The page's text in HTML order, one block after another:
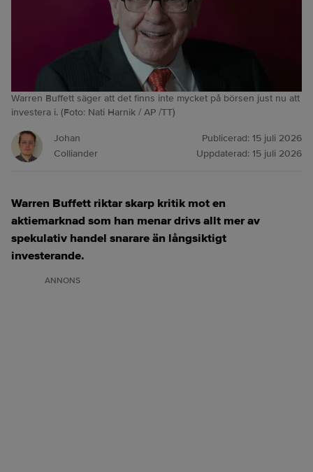
Warren Buffett säger att det finns inte mycket på börsen just nu att
investera i. (Foto: Nati Harnik / AP /TT)
Johan
Colliander
Publicerad: 15 juli 2026
Uppdaterad: 15 juli 2026
Warren Buffett riktar skarp kritik mot en
aktiemarknad som han menar drivs allt mer av
spekulativ handel snarare än långsiktigt
investerande.
ANNONS